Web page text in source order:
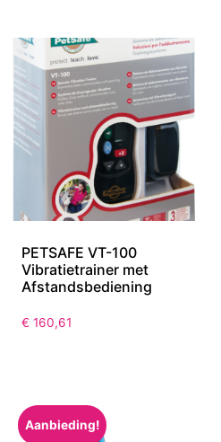
PETSAFE VT-100
Vibratietrainer met
Afstandsbediening
€ 160,61
Aanbieding!